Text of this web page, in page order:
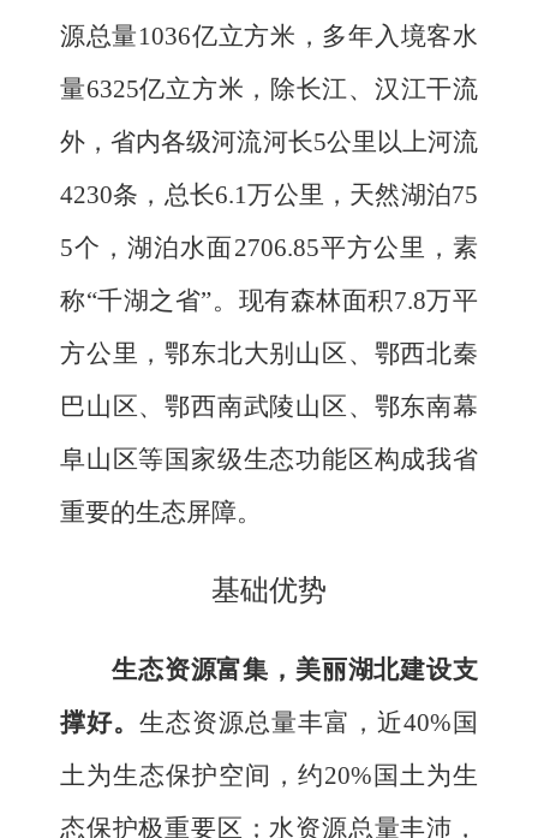
源总量1036亿立方米，多年入境客水
量6325亿立方米，除长江、汉江干流
外，省内各级河流河长5公里以上河流
4230条，总长6.1万公里，天然湖泊75
5个，湖泊水面2706.85平方公里，素
称“千湖之省”。现有森林面积7.8万平
方公里，鄂东北大别山区、鄂西北秦
巴山区、鄂西南武陵山区、鄂东南幕
阜山区等国家级生态功能区构成我省
重要的生态屏障。
基础优势
生态资源富集，美丽湖北建设支
撑好。 生态资源总量丰富， 近40% 国
土为生态保护空间，约20% 国土为生
态保护极重要区； 水资源总量丰沛 ，